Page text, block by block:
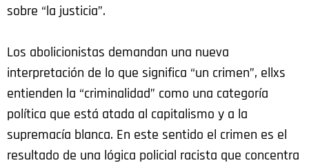
sobre “la justicia”.
Los abolicionistas demandan una nueva
interpretación de lo que significa “un crimen”, ellxs
entienden la “criminalidad” como una categoría
política que está atada al capitalismo y a la
supremacía blanca. En este sentido el crimen es el
resultado de una lógica policial racista que concentra